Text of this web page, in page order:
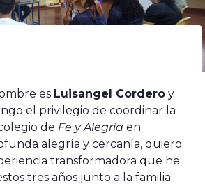
es Luisangel Corderoy
el privilegio de coordinar la
de Fe y Alegría en
alegría y cercanía, quiero
transformadora que he
tres años junto a la familia